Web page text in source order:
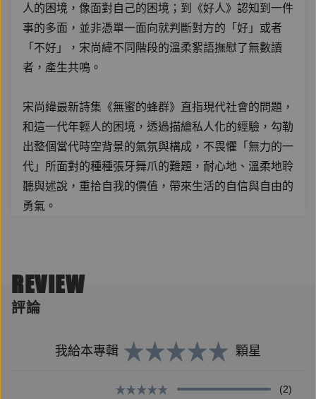
人的困境，像面對自己的困境；到《好人》認知到一件
事的多面，並非憑單一面向就判斷對方的「好」或者
「不好」，宋尚緯不同階段的溫柔絮語撫慰了無數讀
者，產生共鳴。
宋尚緯最新詩集《無蜜的蜂群》直指現代社會的問題，
和這一代年輕人的困境，透過描繪私人化的經驗，勾勒
出整個當代時空背景的氣氛與構成，不畏懼「無力的一
代」所面對的種種張牙舞爪的難題，耐心地、溫柔地聆
聽與述說，重拾自我的價值，帶來生活的自信與自由的
勇氣。
找到自己的蜜。——宋尚緯
【好評推薦】
尚緯的詩歌無疑是個人生命面臨到困境後，產生的心靈
REVIEW
評論
我給本專輯 顆星
(2)